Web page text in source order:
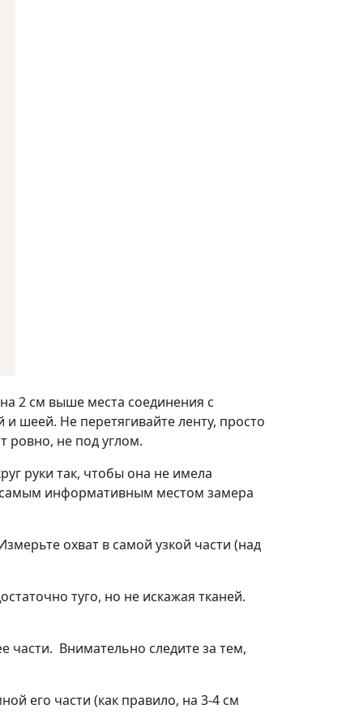
2 см выше места соединения с
шеей. Не перетягивайте ленту, просто
ровно, не под углом.
руки так, чтобы она не имела
самым информативным местом замера
охват в самой узкой части (над
туго, но не искажая тканей.
части. Внимательно следите за тем,
его части (как правило, на 3-4 см